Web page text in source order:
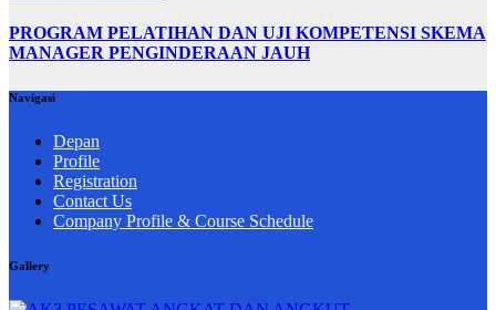
PROGRAM PELATIHAN DAN UJI KOMPETENSI SKEMA
MANAGER PENGINDERAAN JAUH
Navigasi
Depan
Profile
Registration
Contact Us
Company Profile & Course Schedule
Gallery